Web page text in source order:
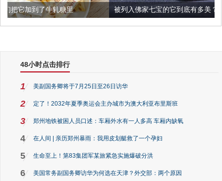
被列入佛家七宝的它到底有多美？
48小时点击排行
1 美副国务卿将于7月25日至26日访华
2 定了！2032年夏季奥运会主办城市为澳大利亚布里斯班
3 郑州地铁被困人员口述：车厢外水有一人多高 车厢内缺氧
4 在人间 | 亲历郑州暴雨：我用皮划艇救了一个孕妇
5 生命至上！第83集团军某旅紧急实施爆破分洪
6 美国常务副国务卿访华为何选在天津？外交部：两个原因